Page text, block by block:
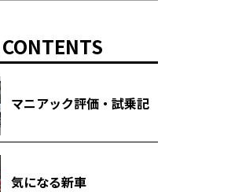
マニアック評価・試乗記
気になる新車